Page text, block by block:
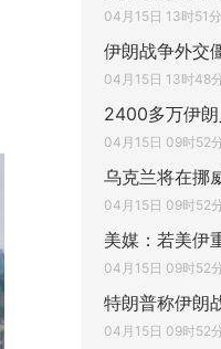
04月15日 13时51
04月15日 13时48
2400多万伊
04月15日 09时52
乌克兰将在挪
04月15日 09时52
美媒：若美伊
04月15日 09时52
特朗普称伊朗
04月15日 09时52